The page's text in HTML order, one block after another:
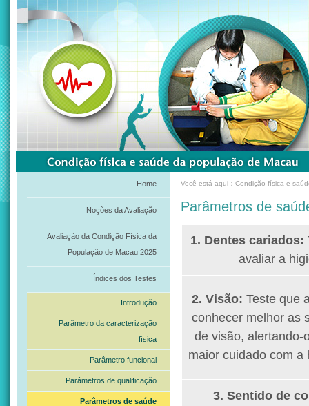
Home
Noções da Avaliação
Avaliação da Condição Física da
População de Macau 2025
Índices dos Testes
Introdução
Parâmetro da caracterização
física
Parâmetro funcional
Parâmetros de qualificação
Parâmetros de saúde
Você está aqui：Condição física e
Parâmetros de
1. Dentes cariados:
avaliar a
2. Visão: Teste que
conhecer melhor as
de visão, alertando-
maior cuidado com a
3.Sentido de